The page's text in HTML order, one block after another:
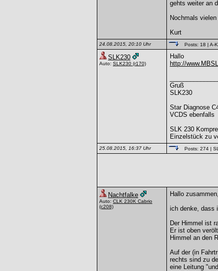
gehts weiter an
Nochmals
Kurt
24.08.2015, 20:10 Uhr Posts: 18 | A-
SLK230
Auto: SLK230 (r170)
Hallo
http://
Gruß
SLK230
Star Diagnose
VCDS ebenfalls
SLK 230
Einzelstück zu
25.08.2015, 16:37 Uhr Posts: 274 |
Nachtfalke
Auto: CLK 230K Cabrio
(c208)
Hallo
ich denke, dass
Der Himmel ist
Er ist oben
Himmel an den
Auf der (in
rechts sind zu
eine Leitung